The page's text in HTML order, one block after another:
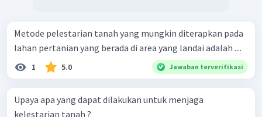
Metode pelestarian tanah yang mungkin diterapkan pada
lahan pertanian yang berada di area yang landai adalah ....
1 5.0 Jawaban terverifikasi
Upaya apa yang dapat dilakukan untuk menjaga
kelestarian tanah ?